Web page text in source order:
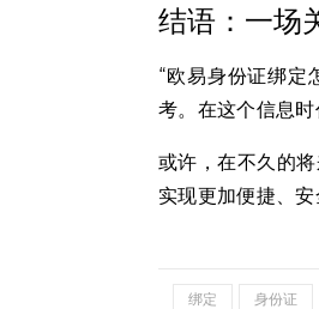
结语：一场
“欧易身份证绑定
考。在这个信息
或许，在不久的
实现更加便捷、
绑定 身份证